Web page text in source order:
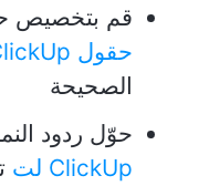
قم بتخصيص
حقول ClickUp المخصصة لجمع
الصحيحة
حوّل ردود
ClickUp لت